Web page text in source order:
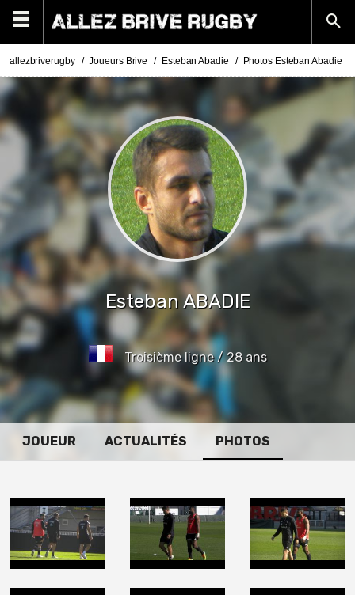
allezbriverugby Joueurs Brive Esteban Abadie Photos Esteban Abadie
Esteban ABADIE
Troisième ligne / 28 ans
JOUEUR ACTUALITÉS PHOTOS